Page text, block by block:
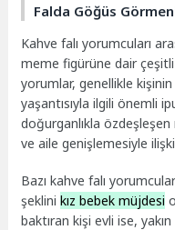
Falda Göğüs
Kahve falı yorumcuları
meme figürüne dair
yorumlar, genellikle
yaşantısıyla ilgili önemli
doğurganlıkla
ve aile genişlemesiyle
Bazı kahve falı
şeklinikız bebek müjdesi
baktıran kişi evli ise,